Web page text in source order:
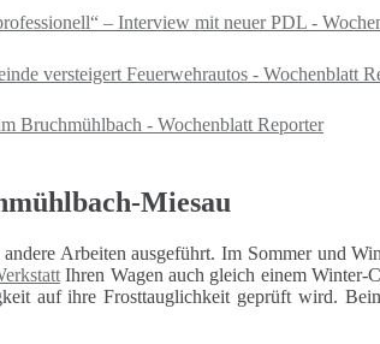
– Interview mit neuer PDL -
versteigert Feuerwehrautos - Wochenblatt
Bruchmühlbach - Wochenblatt Reporter
Miesau
Arbeiten ausgeführt. Im Sommer und
Ihren Wagen auch gleich einem Winter-
auf ihre Frosttauglichkeit geprüft wird.